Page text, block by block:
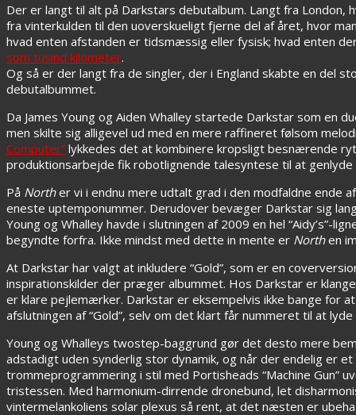
Der er langt til alt på Darkstars debutalbum. Langt fra
fra vinterkulden til den uoverskueligt fjerne del af året, hvor
hvad enten afstanden er tidsmæssig eller fysisk; hvad enten
som tusind kilometer.
Og så er der langt fra de singler, der i England skabte en del
debutalbummet.
Da James Young og Aiden Whalley startede Darkstar som
men skilte sig alligevel ud med en mere raffineret følsom
Computer” lykkedes det at kombinere kropsligt besnærende
produktionsarbejde fik robotlignende talesyntese til at
På Norther vi i endnu mere udtalt grad i den modfaldne ende
eneste uptemponummer. Derudover bevæger Darkstar sig
Young og Whalley havde i slutningen af 2009 en hel “Aidy’s”-
begyndte forfra. Ikke mindst med dette in mente er Northen
At Darkstar har valgt at inkludere “Gold”, som er en
inspirationskilder der præger albummet. Hos Darkstar er
er klare pejlemærker. Darkstar er eksempelvis ikke bange for
afslutningen af “Gold”, selv om det klart får nummeret til at
Young og Whalleys twostep-baggrund gør det desto mere
adstadigt uden synderlig stor dynamik, og når der endelig er
trommeprogrammering i stil med Portisheads “Machine
tristessen. Med harmonium-dirrende dronebund, let
vintermelankoliens solar plexus så rent, at det næsten er